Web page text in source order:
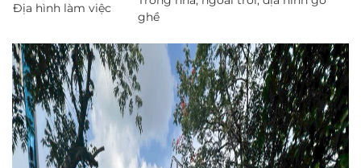
Địa hình làm việc
ghề